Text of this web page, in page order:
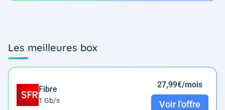
Les meilleures box
Fibre
1 Gb/s
27,99€/mois
Voir l'offre